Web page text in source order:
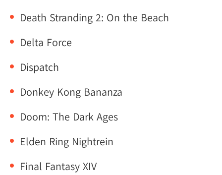
Death Stranding 2: On the Beach
Delta Force
Dispatch
Donkey Kong Bananza
Doom: The Dark Ages
Elden Ring Nightrein
Final Fantasy XIV